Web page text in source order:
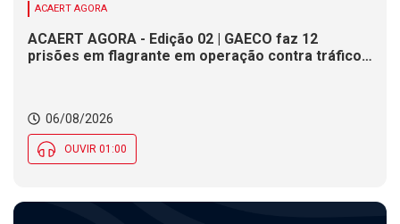
ACAERT AGORA
ACAERT AGORA - Edição 02 | GAECO faz 12
prisões em flagrante em operação contra tráfico
cerâmica em SC
06/08/2026
OUVIR 01:00